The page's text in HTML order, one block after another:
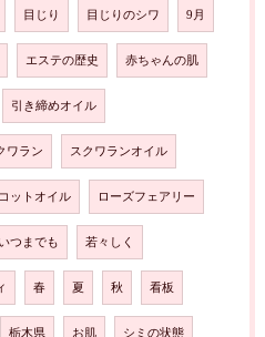
目じり 目じりのシワ 9月
エステの歴史 赤ちゃんの肌
引き締めオイル
ワラン スクワランオイル
ットオイル ローズフェアリー
いつまでも 若々しく
春 夏 秋 看板
栃木県 お肌 シミの状態